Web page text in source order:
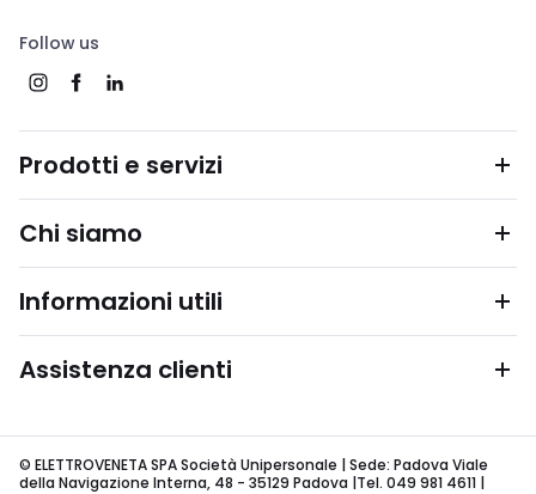
Follow us
Prodotti e servizi
Chi siamo
Informazioni utili
Assistenza clienti
© ELETTROVENETA SPA Società Unipersonale | Sede: Padova Viale
della Navigazione Interna, 48 - 35129 Padova |Tel. 049 981 4611 |